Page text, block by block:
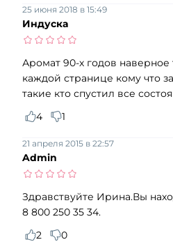
Индуска
25 июня 2018 в 15:49
Аромат 90-х годов
каждой странице кому что
такие кто спустил все
4
1
Admin
21 апреля 2015 в 22:57
Здравствуйте Ирина.Вы
8 800 250 35 34.
2
0